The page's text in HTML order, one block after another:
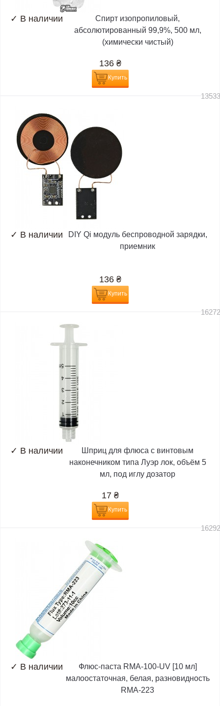
✓ В наличии
Спирт изопропиловый,
абсолютированный 99,9%, 500 мл,
(химически чистый)
136 ₴
Купить
✓ В наличии
DIY Qi модуль беспроводной зарядки,
приемник
136 ₴
Купить
✓ В наличии
Шприц для флюса с винтовым
наконечником типа Луэр лок, объём 5
мл, под иглу дозатор
17 ₴
Купить
✓ В наличии
Флюс-паста RMA-100-UV [10 мл]
малоостаточная, белая, разновидность
RMA-223